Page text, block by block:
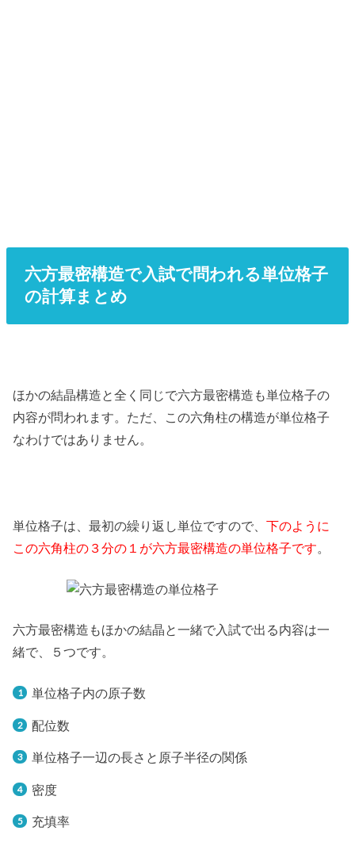
六方最密構造で入試で問われる単位格子
の計算まとめ
ほかの結晶構造と全く同じで六方最密構造も単位格子の
内容が問われます。ただ、この六角柱の構造が単位格子
なわけではありません。
単位格子は、最初の繰り返し単位ですので、下のように
この六角柱の３分の１が六方最密構造の単位格子です。
六方最密構造もほかの結晶と一緒で入試で出る内容は一
緒で、５つです。
単位格子内の原子数
配位数
単位格子一辺の長さと原子半径の関係
密度
充填率